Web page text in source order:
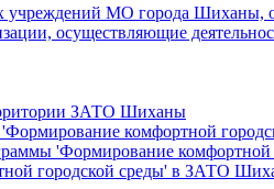
учреждений МО города Шиханы,
осуществляющие
ЗАТО Шиханы
комфортной
'Формирование
городской среды' в ЗАТО